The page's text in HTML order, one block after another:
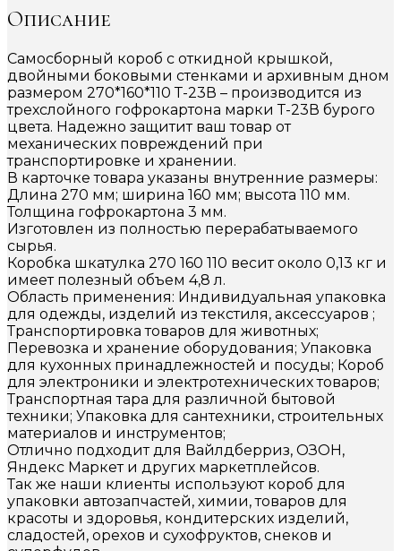
Описание
Самосборный короб с откидной крышкой,
двойными боковыми стенками и архивным дном
размером 270*160*110 Т-23В – производится из
трехслойного гофрокартона марки Т-23В бурого
цвета. Надежно защитит ваш товар от
механических повреждений при
транспортировке и хранении.
В карточке товара указаны внутренние размеры:
Длина 270 мм; ширина 160 мм; высота 110 мм.
Толщина гофрокартона 3 мм.
Изготовлен из полностью перерабатываемого
сырья.
Коробка шкатулка 270 160 110 весит около 0,13 кг и
имеет полезный объем 4,8 л.
Область применения: Индивидуальная упаковка
для одежды, изделий из текстиля, аксессуаров ;
Транспортировка товаров для животных;
Перевозка и хранение оборудования; Упаковка
для кухонных принадлежностей и посуды; Короб
для электроники и электротехнических товаров;
Транспортная тара для различной бытовой
техники; Упаковка для сантехники, строительных
материалов и инструментов;
Отлично подходит для Вайлдберриз, ОЗОН,
Яндекс Маркет и других маркетплейсов.
Так же наши клиенты используют короб для
упаковки автозапчастей, химии, товаров для
красоты и здоровья, кондитерских изделий,
сладостей, орехов и сухофруктов, снеков и